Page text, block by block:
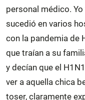
personal médico.
sucedió en varios
con la pandemia de
que traían a su
y decían que el
ver a aquella chica
toser, claramente